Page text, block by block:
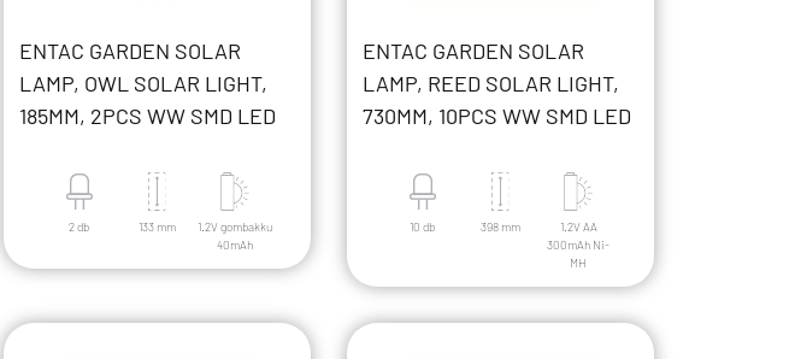
ENTAC GARDEN SOLAR
LAMP, OWL SOLAR LIGHT,
185MM, 2PCS WW SMD LED
2 db 133 mm
1.2V gombakku
40mAh
ENTAC GARDEN SOLAR
LAMP, REED SOLAR LIGHT,
730MM, 10PCS WW SMD LED
10 db 398 mm
1.2V AA
300mAh Ni-
MH